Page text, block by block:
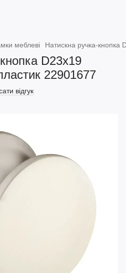
меблеві Натискна ручка-кнопка
D23х19
22901677
відгук